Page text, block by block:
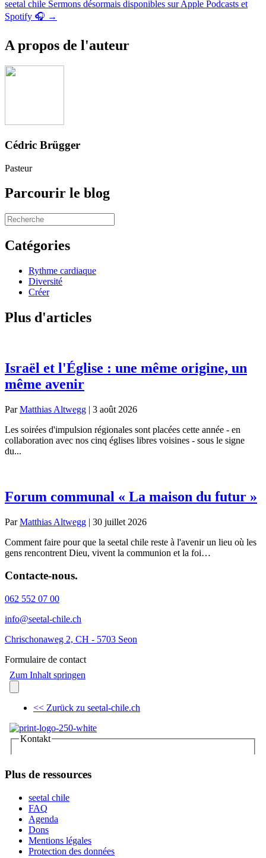
des
seetal chile Sermons désormais disponibles sur Apple Podcasts et
Spotify 🎧 →
A propos de l'auteur
Cédric Brügger
Pasteur
Parcourir le blog
Catégories
Rythme cardiaque
Diversité
Créer
Plus d'articles
Israël et l'Église : une même origine, un
même avenir
ParMatthias Altwegg | 3 août 2026
Les soirées d'impulsion régionales sont placées cette année - en
collaboration avec nos cinq églises libres voisines - sous le signe
du...
Forum communal « La maison du futur »
ParMatthias Altwegg | 30 juillet 2026
Comment faire pour que la seetal chile reste à l'avenir un lieu où les
gens rencontrent Dieu, vivent la communion et la foi…
Contacte-nous.
062 552 07 00
info@seetal-chile.ch
Chrischonaweg 2, CH - 5703 Seon
Formulaire de contact
Plus de ressources
seetal chile
FAQ
Agenda
Dons
Mentions légales
Protection des données